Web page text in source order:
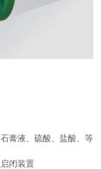
膏液、硫酸、盐酸、等
闭装置